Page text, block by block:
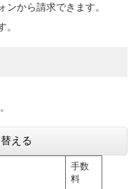
から請求できます。
える
手数
料